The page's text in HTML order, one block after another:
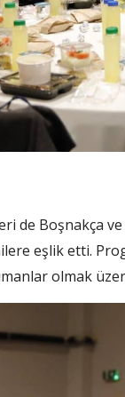
de Boşnakça
eşlik etti.
olmak